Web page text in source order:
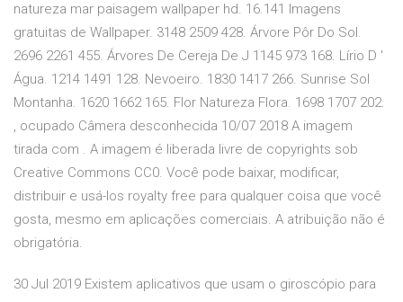
natureza mar paisagem wallpaper hd. 16.141 Imagens
gratuitas de Wallpaper. 3148 2509 428. Árvore Pôr Do Sol.
2696 2261 455. Árvores De Cereja De J 1145 973 168. Lírio D '
Água. 1214 1491 128. Nevoeiro. 1830 1417 266. Sunrise Sol
Montanha. 1620 1662 165. Flor Natureza Flora. 1698 1707 202.
, ocupado Câmera desconhecida 10/07 2018 A imagem
tirada com . A imagem é liberada livre de copyrights sob
Creative Commons CC0. Você pode baixar, modificar,
distribuir e usá-los royalty free para qualquer coisa que você
gosta, mesmo em aplicações comerciais. A atribuição não é
obrigatória.
30 Jul 2019 Existem aplicativos que usam o giroscópio para